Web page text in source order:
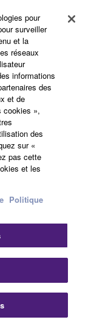
aux cookies
pour
surveiller
et la
réseaux
informations
des
et de
cookies »,
des
sur «
pas cette
et les
Politique